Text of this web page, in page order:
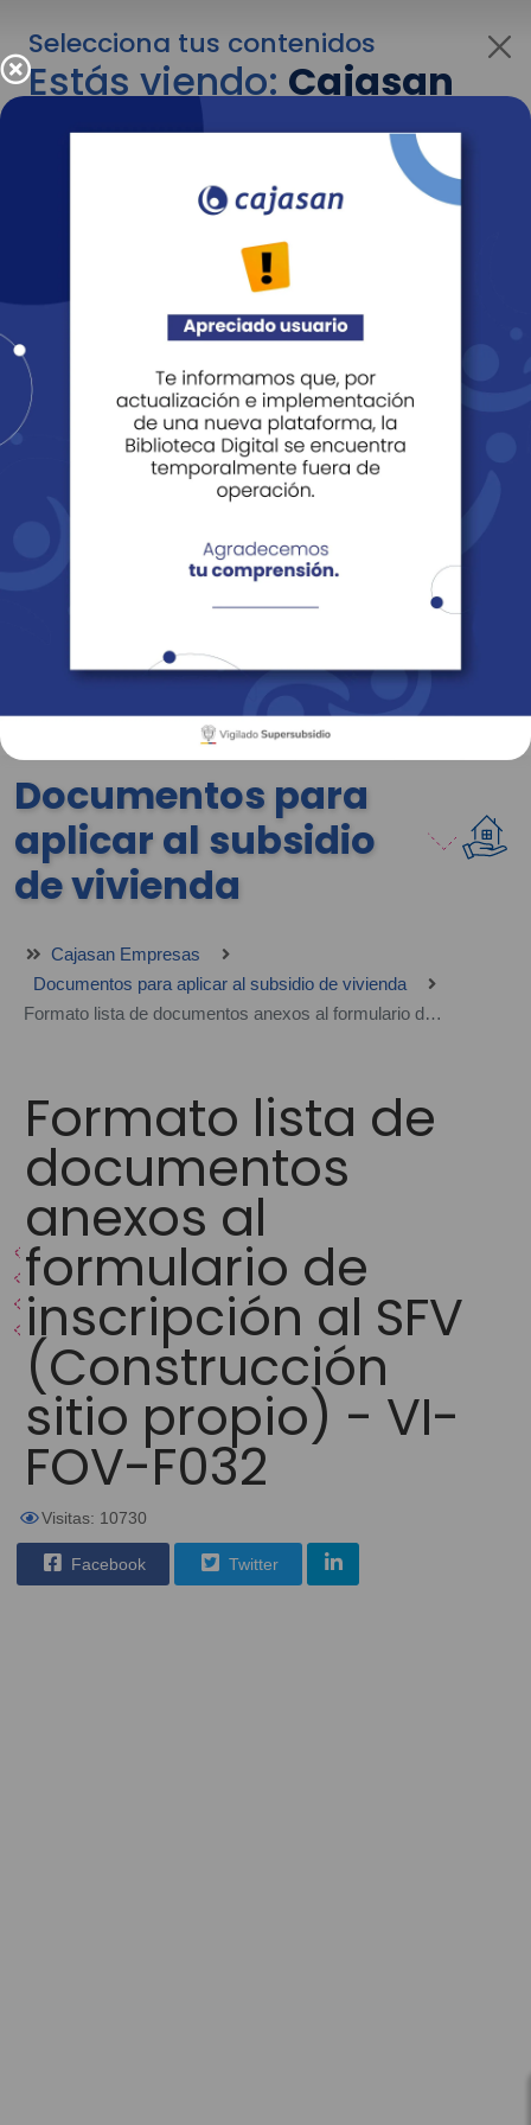
Selecciona tus contenidos
Estás viendo:Cajasan
para empresas
Para cambiar al contenido de tu interés más
adelante recuerda utilizar el menú
Entendido
Revista Fácil Vivir
Sedes Directorio Servicios En Línea
Documentos para
aplicar al subsidio
de vivienda
Cajasan Empresas
Documentos para aplicar al subsidio de vivienda
Formato lista de documentos anexos al formulario de inscripción al SFV (Construcción sitio propio) - VI-FOV-F032
Formato lista de
documentos
anexos al
formulario de
inscripción al SFV
(Construcción
sitio propio) - VI-
FOV-F032
Visitas: 10730
Facebook Twitter